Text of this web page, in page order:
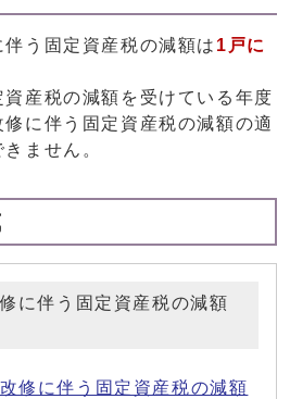
う固定資産税の減額は 1戸に
産税の減額を受けている年度
に伴う固定資産税の減額の適
ません。
に伴う固定資産税の減額
修に伴う固定資産税の減額